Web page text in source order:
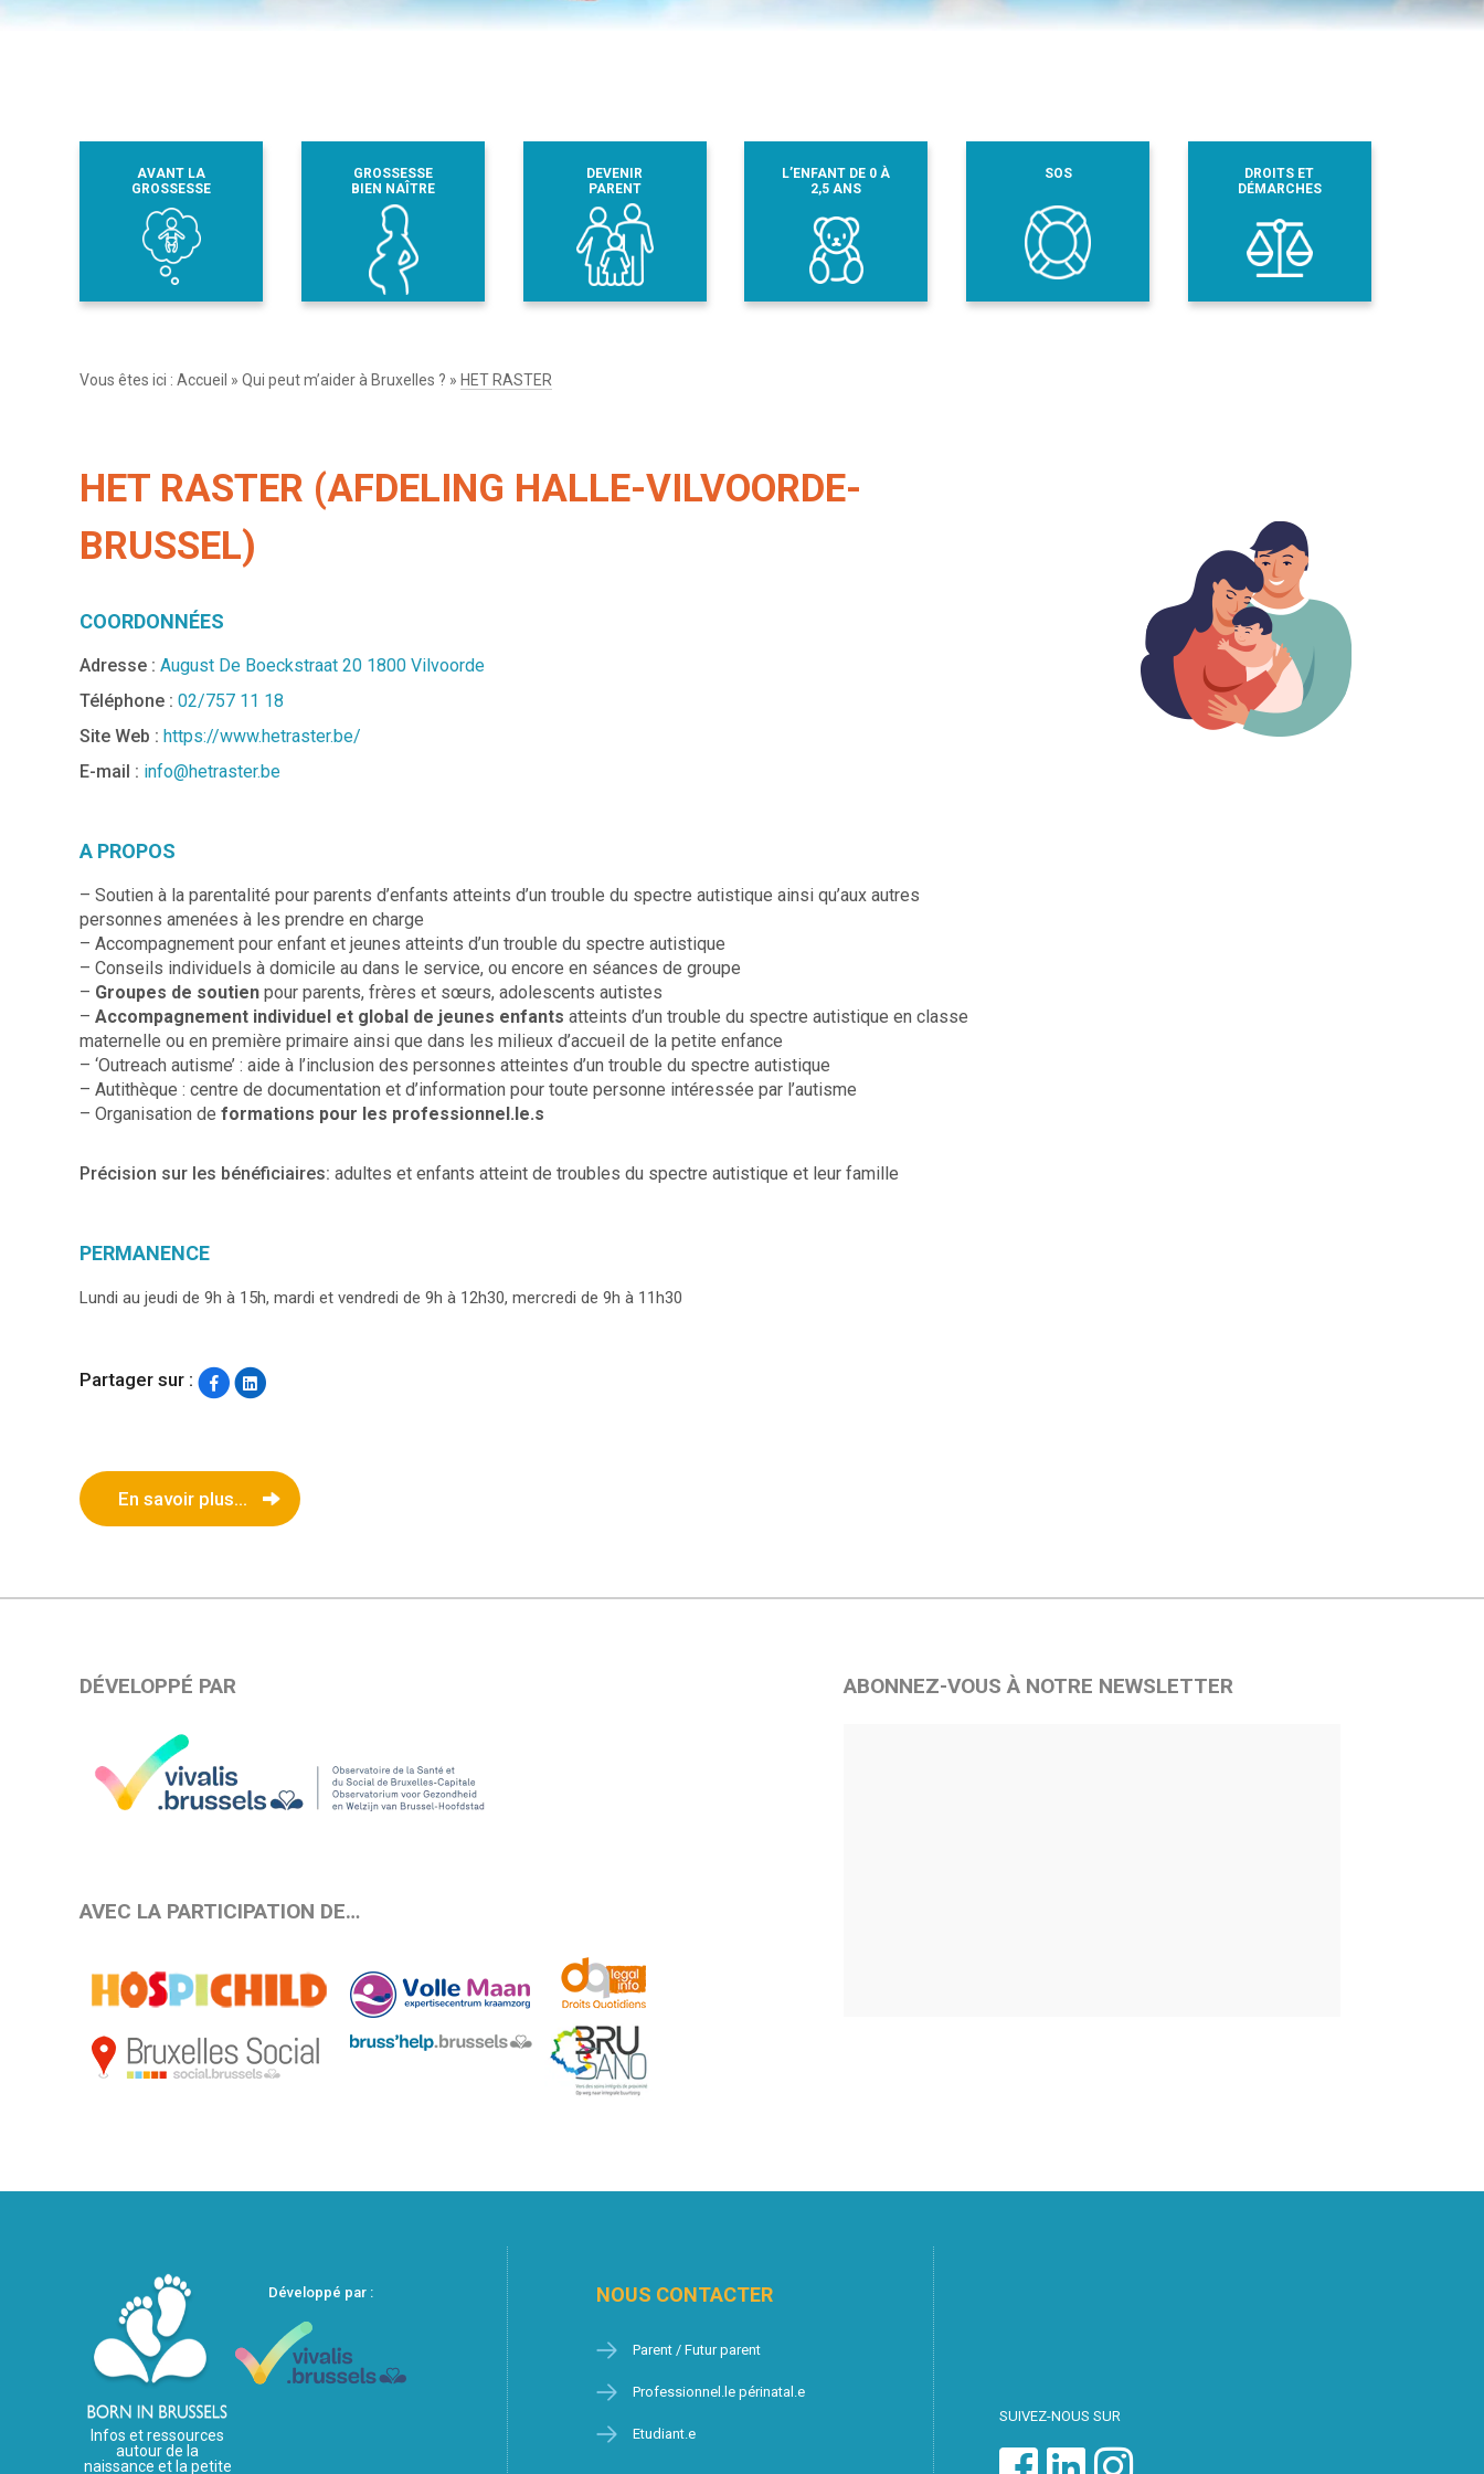
AVANT LA
GROSSESSE
GROSSESSE
BIEN NAÎTRE
DEVENIR
PARENT
L’ENFANT DE 0 À
2,5 ANS
SOS
DROITS ET
DÉMARCHES
Vous êtes ici : Accueil » Qui peut m’aider à Bruxelles ? » HET RASTER
HET RASTER (AFDELING HALLE-VILVOORDE-
BRUSSEL)
COORDONNÉES
Adresse : August De Boeckstraat 20 1800 Vilvoorde
Téléphone : 02/757 11 18
Site Web : https://www.hetraster.be/
E-mail : info@hetraster.be
A PROPOS
– Soutien à la parentalité pour parents d’enfants atteints d’un trouble du spectre autistique ainsi qu’aux autres
personnes amenées à les prendre en charge
– Accompagnement pour enfant et jeunes atteints d’un trouble du spectre autistique
– Conseils individuels à domicile au dans le service, ou encore en séances de groupe
– Groupes de soutien pour parents, frères et sœurs, adolescents autistes
– Accompagnement individuel et global de jeunes enfants atteints d’un trouble du spectre autistique en classe
maternelle ou en première primaire ainsi que dans les milieux d’accueil de la petite enfance
– ‘Outreach autisme’ : aide à l’inclusion des personnes atteintes d’un trouble du spectre autistique
– Autithèque : centre de documentation et d’information pour toute personne intéressée par l’autisme
– Organisation de formations pour les professionnel.le.s
Précision sur les bénéficiaires: adultes et enfants atteint de troubles du spectre autistique et leur famille
PERMANENCE
Lundi au jeudi de 9h à 15h, mardi et vendredi de 9h à 12h30, mercredi de 9h à 11h30
Partager sur :
En savoir plus...
DÉVELOPPÉ PAR
AVEC LA PARTICIPATION DE…
ABONNEZ-VOUS À NOTRE NEWSLETTER
Infos et ressources
autour de la
naissance et la petite
Développé par : NOUS CONTACTER
Parent / Futur parent
Professionnel.le périnatal.e
Etudiant.e
SUIVEZ-NOUS SUR